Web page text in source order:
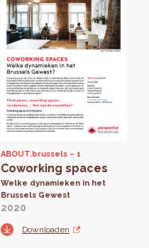
ABOUT.brussels 1
Coworking spaces
Welke dynamieken in het
Brussels Gewest
2020
Downloaden